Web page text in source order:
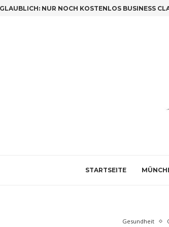
NUR NOCH KOSTENLOS BUSINESS
STARTSEITE
Gesundheit